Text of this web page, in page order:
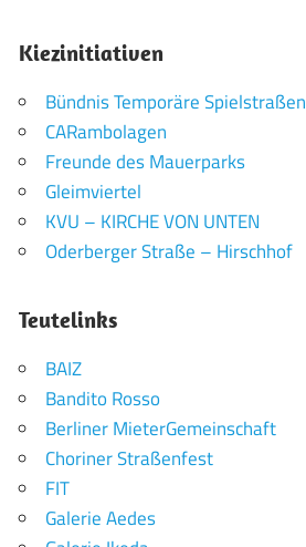
Kiezinitiativen
Bündnis Temporäre Spielstraßen
CARambolagen
Freunde des Mauerparks
Gleimviertel
KVU – KIRCHE VON UNTEN
Oderberger Straße – Hirschhof
Teutelinks
BAIZ
Bandito Rosso
Berliner MieterGemeinschaft
Choriner Straßenfest
FIT
Galerie Aedes